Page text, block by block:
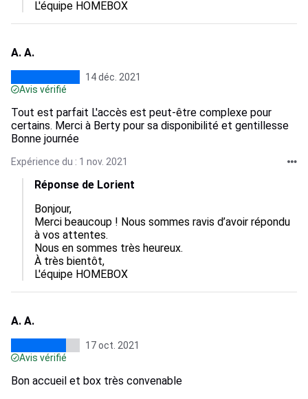
A. A.
14 déc. 2021
Avis vérifié
Tout est parfait L'accès est peut-être complexe pour
certains. Merci à Berty pour sa disponibilité et gentillesse
Bonne journée
Expérience du : 1 nov. 2021
Réponse de Lorient
Bonjour,
Merci beaucoup ! Nous sommes ravis d’avoir répondu
à vos attentes.
Nous en sommes très heureux.
À très bientôt,
A. A.
17 oct. 2021
Avis vérifié
Bon accueil et box très convenable